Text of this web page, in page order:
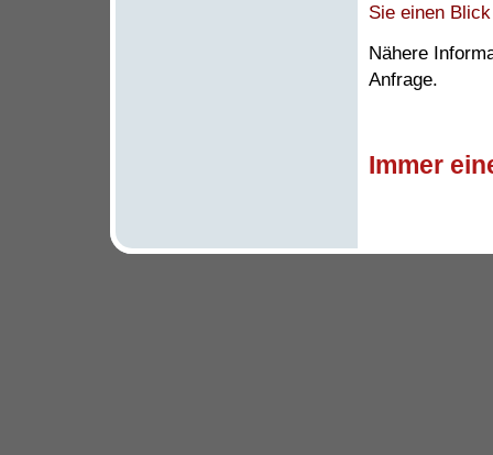
Sie einen
Nähere
Anfrage.
Immer